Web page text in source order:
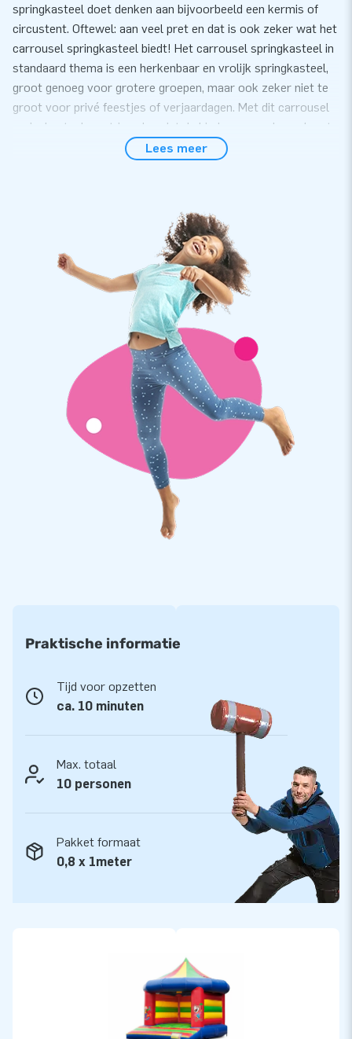
springkasteel doet denken aan bijvoorbeeld een kermis of
circustent. Oftewel: aan veel pret en dat is ook zeker wat het
carrousel springkasteel biedt! Het carrousel springkasteel in
standaard thema is een herkenbaar en vrolijk springkasteel,
groot genoeg voor grotere groepen, maar ook zeker niet te
groot voor privé feestjes of verjaardagen. Met dit carrousel
springkasteel weet je zeker dat de kinderen een dag vol met
Ook zonder ervaring zet je het carrousel springkasteel in
standaard thema gemakkelijk binnen 10 minuten op.
Bijvoorbeeld tijdens een verjaardag of privéfeestje. Het
carrousel springkasteel wordt compact in één deel geleverd
en is daardoor gemakkelijk te transporteren. We leveren de
inflatable inclusief blower, verankeringsmateriaal,
transportzak, en een duidelijke handleiding. Daarmee heb je
alles compleet voor een mooie beleving.
Duurzaam en met 5 jaar garantie
De duurzame JB kussens zijn gemaakt van sterk, hoge
kwaliteit PVC. Op meerdere punten verstevigd en meervoudig
gestikt. Het mini springkasteel is daardoor eenvoudig schoon
te houden en JB levert het met 5 jaar garantie. Hierdoor bied
jij jouw klanten met dit product jarenlang optimaal
Koop dit unieke carrousel springkasteel in standaard thema
een gat in de lucht laat springen? Doordat ons team van
opblaasattracties levert op grootse wijze! Al meer dan
15.000 klanten zijn verzekerd van onze professionele service
en levering. Zij noemen ons ook wel ‘creators of greatness’.
Lees meer
Praktische informatie
Tijd voor opzetten
ca. 10 minuten
Max. totaal
10 personen
Pakket formaat
0,8 x 1meter